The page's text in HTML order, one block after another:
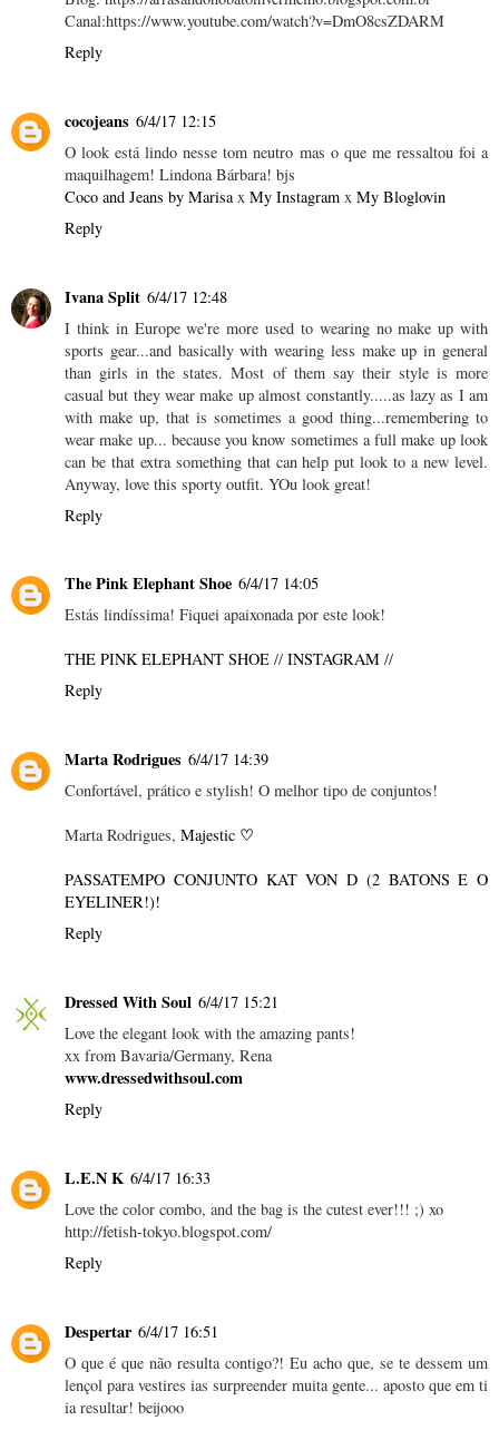
Canal:https://www.youtube.com/watch?v=DmO8csZDARM
Reply
cocojeans 6/4/17 12:15
O look está lindo nesse tom neutro mas o que me ressaltou foi a
maquilhagem! Lindona Bárbara! bjs
Coco and Jeans by Marisa x My Instagram x My Bloglovin
Reply
Ivana Split 6/4/17 12:48
I think in Europe we're more used to wearing no make up with
sports gear...and basically with wearing less make up in general
than girls in the states. Most of them say their style is more
casual but they wear make up almost constantly.....as lazy as I am
with make up, that is sometimes a good thing...remembering to
wear make up... because you know sometimes a full make up look
can be that extra something that can help put look to a new level.
Anyway, love this sporty outfit. YOu look great!
Reply
The Pink Elephant Shoe 6/4/17 14:05
Estás lindíssima! Fiquei apaixonada por este look!
THE PINK ELEPHANT SHOE // INSTAGRAM //
Reply
Marta Rodrigues 6/4/17 14:39
Confortável, prático e stylish! O melhor tipo de conjuntos!
Marta Rodrigues, Majestic ♡
PASSATEMPO CONJUNTO KAT VON D (2 BATONS E O
EYELINER!)!
Reply
Dressed With Soul 6/4/17 15:21
Love the elegant look with the amazing pants!
xx from Bavaria/Germany, Rena
www.dressedwithsoul.com
Reply
L.E.N K 6/4/17 16:33
Love the color combo, and the bag is the cutest ever!!! ;) xo
http://fetish-tokyo.blogspot.com/
Reply
Despertar 6/4/17 16:51
O que é que não resulta contigo?! Eu acho que, se te dessem um
lençol para vestires ias surpreender muita gente... aposto que em ti
ia resultar! beijooo